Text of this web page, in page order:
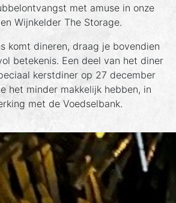
met amuse in onze
Wijnkelder The Storage.
komt dineren, draag je bovendien
betekenis. Een deel van het diner
kerstdiner op 27 december
het minder makkelijk hebben, in
met de Voedselbank.